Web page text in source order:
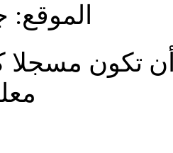
الموقع:
تكون